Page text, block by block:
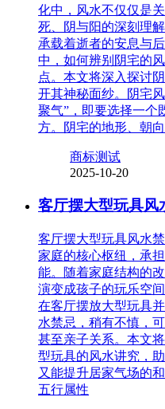
化中，风水不仅仅是
死、阴与阳的深刻理
承载着逝者的安息与
中，如何辨别阴宅的
点。本文将深入探讨
开其神秘面纱。阴宅
聚气”，即要选择一个
方。阴宅的地形、朝
商标测试
2025-10-20
客厅摆大型玩具风
客厅摆大型玩具风水
家庭的核心枢纽，承
能。随着家庭结构的
演变成孩子的玩乐空
在客厅摆放大型玩具
水禁忌，稍有不慎，
甚至亲子关系。本文
型玩具的风水讲究，
又能提升居家气场的
五行属性